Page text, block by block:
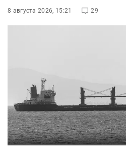
8 августа 2026, 15:21 29